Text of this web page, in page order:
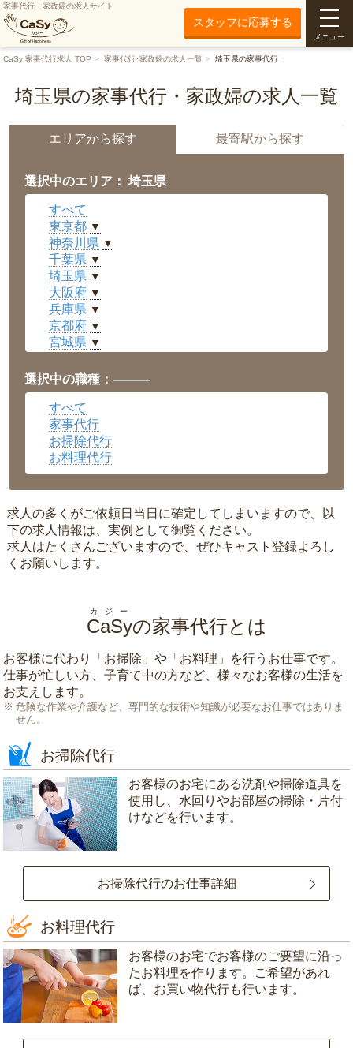
家事代行・家政婦の求人サイト
スタッフに応募する
メニュー
CaSy 家事代行求人 TOP 家事代行･家政婦の求人一覧 埼玉県の家事代行
埼玉県の家事代行・家政婦の求人一覧
エリアから探す 最寄駅から探す
選択中のエリア： 埼玉県
すべて
東京都 ▼
神奈川県 ▼
千葉県 ▼
埼玉県 ▼
大阪府 ▼
兵庫県 ▼
京都府 ▼
宮城県 ▼
福井県 ▼
岡山県 ▼
広島県
沖縄県 ▼
選択中の職種：———
すべて
家事代行
お掃除代行
お料理代行
求人の多くがご依頼日当日に確定してしまいますので、以
下の求人情報は、実例として御覧ください。
求人はたくさんございますので、ぜひキャスト登録よろし
くお願いします。
CaSy
カジー
の家事代行とは
お客様に代わり「 お掃除 」や「 お料理 」を行うお仕事です。
仕事が忙しい方、子育て中の方など、様々なお客様の生活を
お支えします。
危険な作業や介護など、専門的な技術や知識が必要なお仕事ではありま
せん。
お掃除代行
お客様のお宅にある洗剤や掃除道具を
使用し、水回りやお部屋の掃除・片付
けなどを行います。
お掃除代行のお仕事詳細
お料理代行
お客様のお宅でお客様のご要望に沿っ
たお料理を作ります。ご希望があれ
ば、お買い物代行も行います。